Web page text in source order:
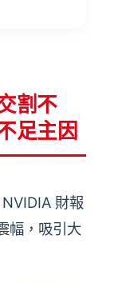
割不
足主因
財報
幅，吸引大